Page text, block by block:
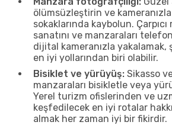
ölümsüzleştirin ve
sokaklarında kaybolun.
sanatını ve manzaraları
dijital kameranızla
en iyi yollarından biri olabilir.
Bisiklet ve yürüyüş: Sikasso
manzaraları bisikletle veya
Yerel turizm ofislerinden ve
keşfedilecek en iyi rotalar
almak her zaman iyi bir fikirdir.